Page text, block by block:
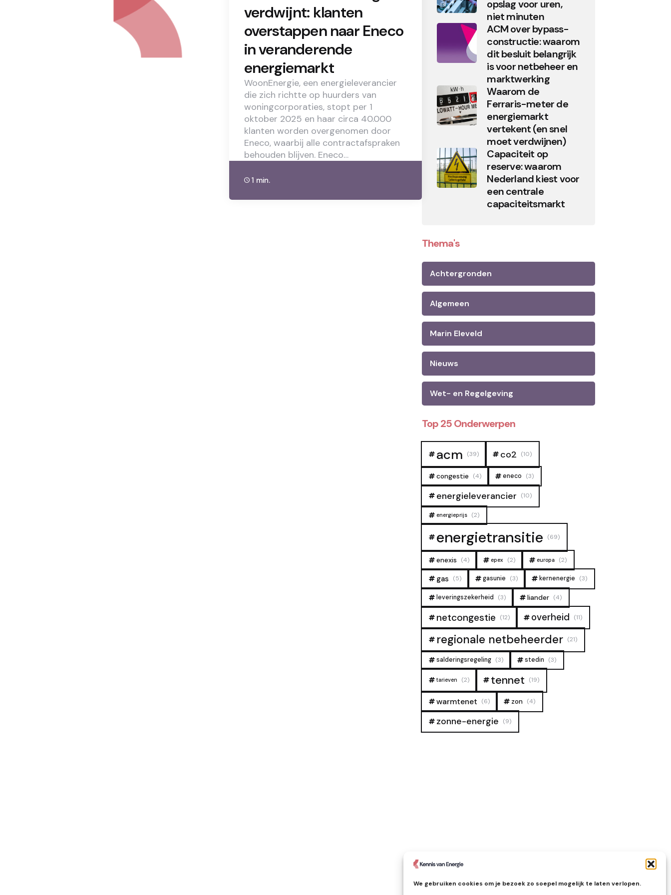
We gebruiken cookies om je bezoek zo soepel mogelijk te laten verlopen.
verdwijnt: klanten
overstappen naar Eneco
in veranderende
energiemarkt
WoonEnergie, een energieleverancier
die zich richtte op huurders van
woningcorporaties, stopt per 1
oktober 2025 en haar circa 40.000
klanten worden overgenomen door
Eneco, waarbij alle contractafspraken
behouden blijven. Eneco…
1 min.
opslag voor uren,
niet minuten
ACM over bypass-
constructie: waarom
dit besluit belangrijk
is voor netbeheer en
marktwerking
Waarom de
Ferraris-meter de
energiemarkt
vertekent (en snel
moet verdwijnen)
Capaciteit op
reserve: waarom
Nederland kiest voor
een centrale
capaciteitsmarkt
Thema's
Achtergronden
Algemeen
Marin Eleveld
Nieuws
Wet- en Regelgeving
Top 25 Onderwerpen
acm (39) co2 (10)
congestie (4) eneco (3)
energieleverancier (10)
energieprijs (2)
energietransitie (69)
enexis (4) epex (2) europa (2)
gas (5) gasunie (3) kernenergie (3)
leveringszekerheid (3) liander (4)
netcongestie (12) overheid (11)
regionale netbeheerder (21)
salderingsregeling (3) stedin (3)
tarieven (2) tennet (19)
warmtenet (6) zon (4)
zonne-energie (9)